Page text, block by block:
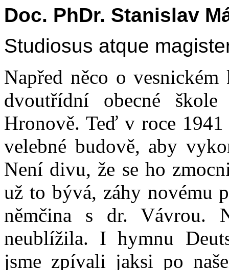
Doc. PhDr. Stanislav
Studiosus atque
Napřed něco o
dvoutřídní obecné
Hronově. Teď v roce
velebné budově, aby
Není divu, že se ho
už to bývá, záhy novému
němčina s dr. Vávrou.
neublížila. I hymnu
jsme zpívali jaksi po